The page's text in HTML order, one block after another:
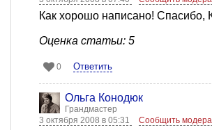
Как хорошо написано! Спасибо,
Оценка статьи: 5
0 Ответить
Ольга Конодюк
Грандмастер
3 октября 2008 в 05:31
Сообщить